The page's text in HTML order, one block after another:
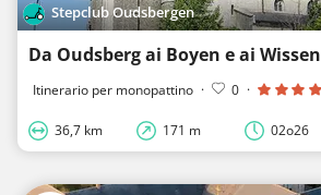
Stepclub Oudsbergen
Da Oudsberg ai Boyen e ai Wissen
Itinerario per monopattino · 0 ·
36,7 km 171 m 02o26